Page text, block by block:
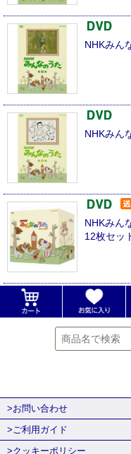
NHKみん
NHKみん
NHKみん
12枚セッ
>お問い合わせ
>ご利用ガイド
>クッキーポリシー